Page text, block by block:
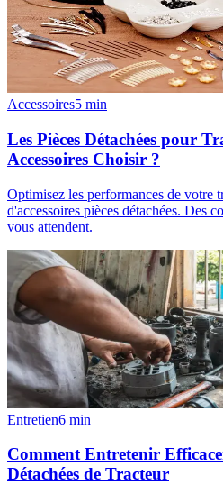
Accessoires5 min
Les Pièces Détachées pour
Accessoires Choisir ?
Optimisez les performances de votre
d'accessoires pièces détachées. Des
vous attendent.
Entretien6 min
Comment Entretenir
Détachées de Tracteur